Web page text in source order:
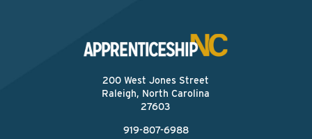
200 West Jones Street
Raleigh, North Carolina
27603
919-807-6988